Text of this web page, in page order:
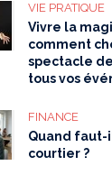
VIE PRATIQUE
Vivre la
comment
spectacle
tous vos
FINANCE
Quand faut-
courtier ?